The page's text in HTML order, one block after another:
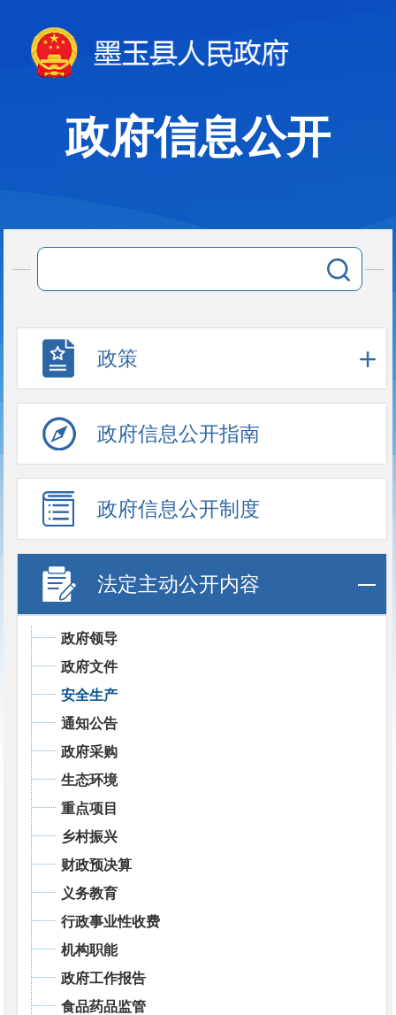
政府信息公开
政策
政府信息公开指南
政府信息公开制度
法定主动公开内容
政府领导
政府文件
安全生产
通知公告
政府采购
生态环境
重点项目
乡村振兴
财政预决算
义务教育
行政事业性收费
机构职能
政府工作报告
食品药品监管